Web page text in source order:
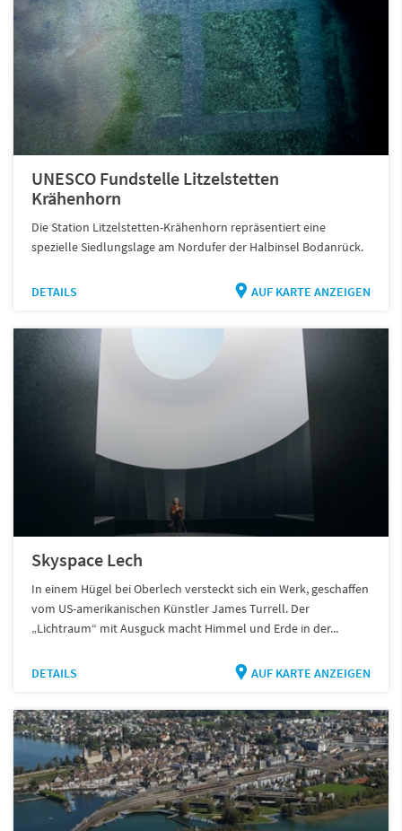
UNESCO Fundstelle Litzelstetten
Krähenhorn
Die Station Litzelstetten-Krähenhorn repräsentiert eine
spezielle Siedlungslage am Nordufer der Halbinsel Bodanrück.
DETAILS AUF KARTE ANZEIGEN
Skyspace Lech
In einem Hügel bei Oberlech versteckt sich ein Werk, geschaffen
vom US-amerikanischen Künstler James Turrell. Der
„Lichtraum“ mit Ausguck macht Himmel und Erde in der...
DETAILS AUF KARTE ANZEIGEN